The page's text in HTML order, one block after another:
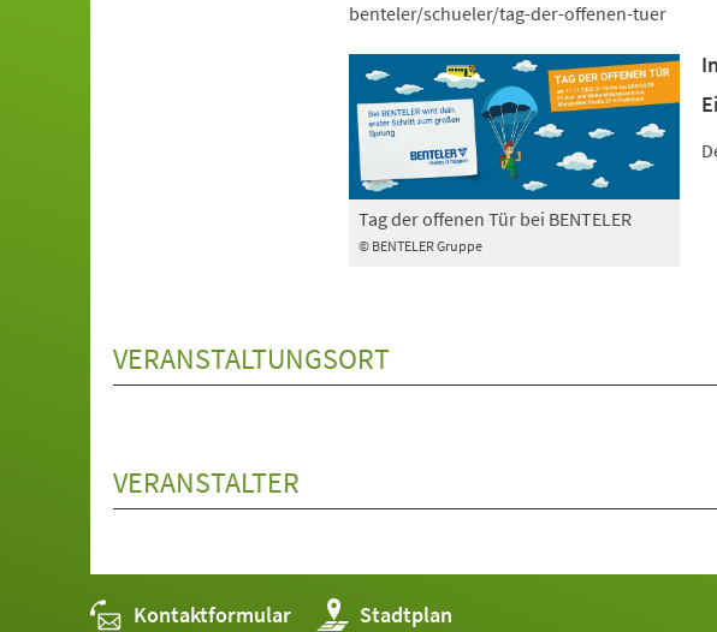
benteler/schueler/tag-der-offenen-tuer
© BENTELER Gruppe
Tag der offenen Tür bei BENTELER
VERANSTALTUNGSORT
VERANSTALTER
Kontaktformular Stadtplan
(Öffnet